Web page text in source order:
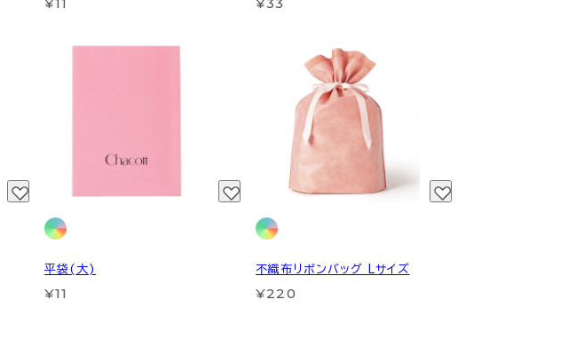
平袋(大)
¥11
不織布リボンバッグ Lサイズ
¥220